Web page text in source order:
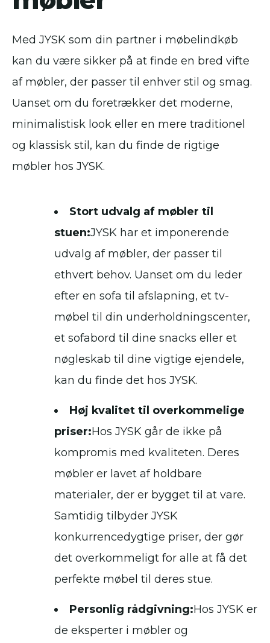
Med JYSK som din partner i møbelindkøb
kan du være sikker på at finde en bred vifte
af møbler, der passer til enhver stil og smag.
Uanset om du foretrækker det moderne,
minimalistisk look eller en mere traditionel
og klassisk stil, kan du finde de rigtige
møbler hos JYSK.
Stort udvalg af møbler til
stuen:JYSK har et imponerende
udvalg af møbler, der passer til
ethvert behov. Uanset om du leder
efter en sofa til afslapning, et tv-
møbel til din underholdningscenter,
et sofabord til dine snacks eller et
nøgleskab til dine vigtige ejendele,
kan du finde det hos JYSK.
Høj kvalitet til overkommelige
priser:Hos JYSK går de ikke på
kompromis med kvaliteten. Deres
møbler er lavet af holdbare
materialer, der er bygget til at vare.
Samtidig tilbyder JYSK
konkurrencedygtige priser, der gør
det overkommeligt for alle at få det
perfekte møbel til deres stue.
Personlig rådgivning:Hos JYSK er
de eksperter i møbler og